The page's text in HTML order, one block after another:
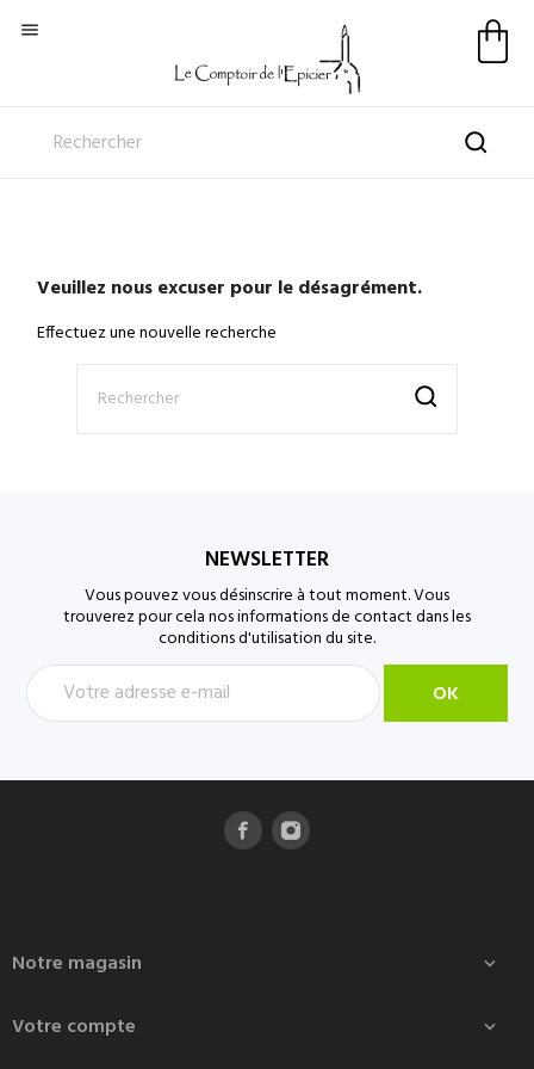

Veuillez nous excuser pour le désagrément.
Effectuez une nouvelle recherche
NEWSLETTER
Vous pouvez vous désinscrire à tout moment. Vous
trouverez pour cela nos informations de contact dans les
conditions d'utilisation du site.
Notre magasin 
Votre compte 